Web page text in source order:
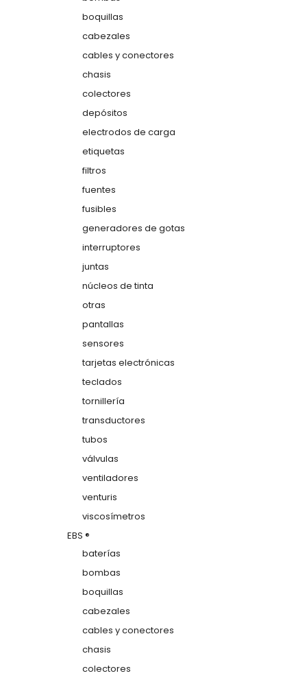
boquillas
cabezales
cables y conectores
chasis
colectores
depósitos
electrodos de carga
etiquetas
filtros
fuentes
fusibles
generadores de gotas
interruptores
juntas
núcleos de tinta
otras
pantallas
sensores
tarjetas electrónicas
teclados
tornillería
transductores
tubos
válvulas
ventiladores
venturis
viscosímetros
EBS ®
baterías
bombas
boquillas
cabezales
cables y conectores
chasis
colectores